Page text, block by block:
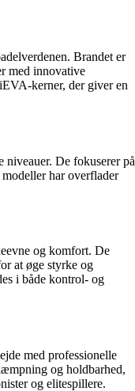
Brandet er
med innovative
kerner, der giver en
De fokuserer på
har overflader
og komfort. De
at øge styrke og
i både kontrol- og
med professionelle
og holdbarhed,
og elitespillere.